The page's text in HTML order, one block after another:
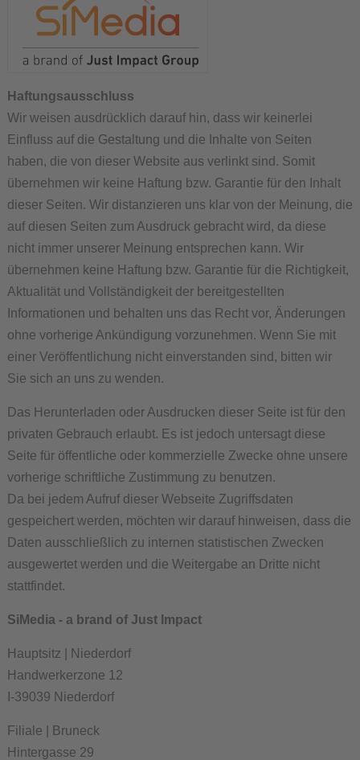
Haftungsausschluss
Wir weisen ausdrücklich darauf hin, dass wir keinerlei
Einfluss auf die Gestaltung und die Inhalte von Seiten
haben, die von dieser Website aus verlinkt sind. Somit
übernehmen wir keine Haftung bzw. Garantie für den Inhalt
dieser Seiten. Wir distanzieren uns klar von der Meinung, die
auf diesen Seiten zum Ausdruck gebracht wird, da diese
nicht immer unserer Meinung entsprechen kann. Wir
übernehmen keine Haftung bzw. Garantie für die Richtigkeit,
Aktualität und Vollständigkeit der bereitgestellten
Informationen und behalten uns das Recht vor, Änderungen
ohne vorherige Ankündigung vorzunehmen. Wenn Sie mit
einer Veröffentlichung nicht einverstanden sind, bitten wir
Sie sich an uns zu wenden.
Das Herunterladen oder Ausdrucken dieser Seite ist für den
privaten Gebrauch erlaubt. Es ist jedoch untersagt diese
Seite für öffentliche oder kommerzielle Zwecke ohne unsere
vorherige schriftliche Zustimmung zu benutzen.
Da bei jedem Aufruf dieser Webseite Zugriffsdaten
gespeichert werden, möchten wir darauf hinweisen, dass die
Daten ausschließlich zu internen statistischen Zwecken
ausgewertet werden und die Weitergabe an Dritte nicht
stattfindet.
SiMedia - a brand of Just Impact
Hauptsitz | Niederdorf
Handwerkerzone 12
I-39039 Niederdorf
Filiale | Bruneck
Hintergasse 29